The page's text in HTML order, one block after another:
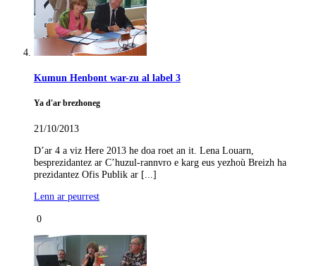
Kumun Henbont war-zu al label 3
Ya d'ar brezhoneg
21/10/2013
D’ar 4 a viz Here 2013 he doa roet an it. Lena Louarn,
besprezidantez ar C’huzul-rannvro e karg eus yezhoù Breizh ha
prezidantez Ofis Publik ar [...]
Lenn ar peurrest
0